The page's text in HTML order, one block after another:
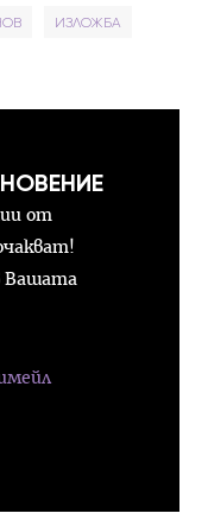
ИЗЛОЖБА
от
Вашата